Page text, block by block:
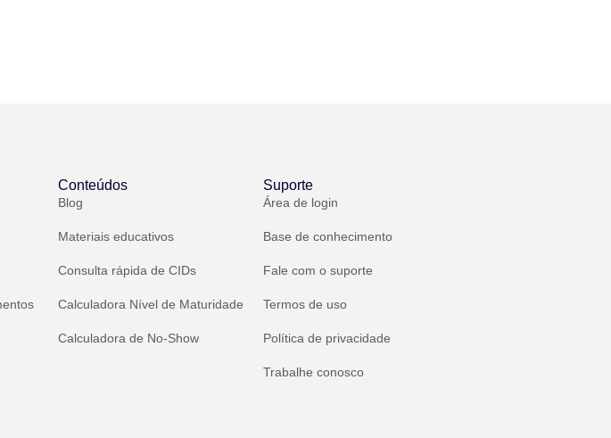
Conteúdos
Blog
Materiais educativos
Consulta rápida de CIDs
Calculadora Nível de Maturidade
Calculadora de No-Show
Suporte
Área de login
Base de conhecimento
Fale com o suporte
Termos de uso
Política de privacidade
Trabalhe conosco